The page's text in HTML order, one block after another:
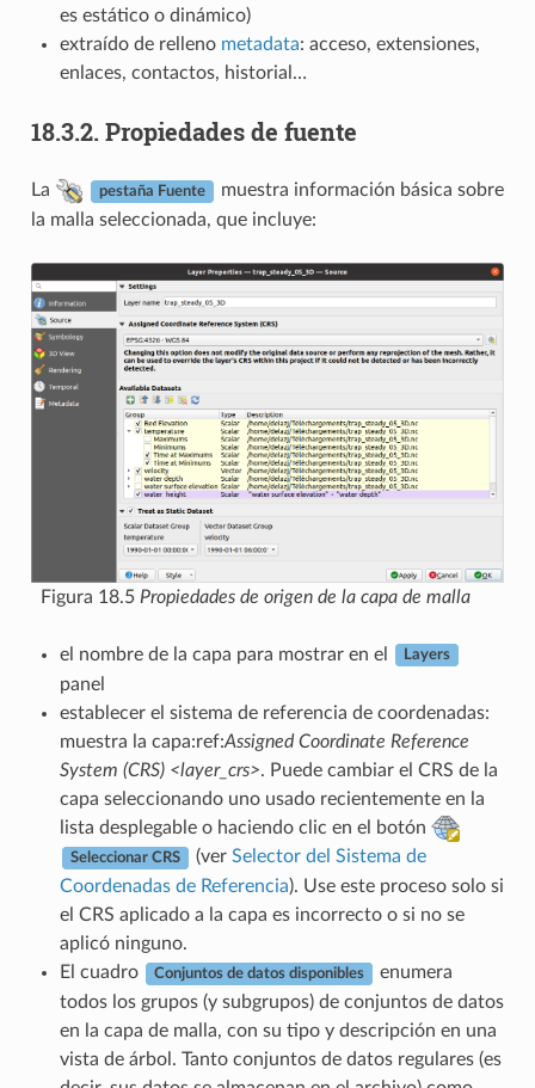
es estático o dinámico)
extraído de relleno metadata: acceso, extensiones,
enlaces, contactos, historial…
18.3.2. Propiedades de fuente
La pestaña Fuente
muestra información básica sobre
la malla seleccionada, que incluye:
Figura 18.5 Propiedades de origen de la capa de malla
el nombre de la capa para mostrar en el Layers
panel
establecer el sistema de referencia de coordenadas:
muestra la capa:ref:Assigned Coordinate Reference
System (CRS) <layer_crs>. Puede cambiar el CRS de la
capa seleccionando uno usado recientemente en la
lista desplegable o haciendo clic en el botón
Seleccionar CRS (ver Selector del Sistema de
Coordenadas de Referencia). Use este proceso solo si
el CRS aplicado a la capa es incorrecto o si no se
aplicó ninguno.
El cuadro
Conjuntos de datos disponibles
enumera
todos los grupos (y subgrupos) de conjuntos de datos
en la capa de malla, con su tipo y descripción en una
vista de árbol. Tanto conjuntos de datos regulares (es